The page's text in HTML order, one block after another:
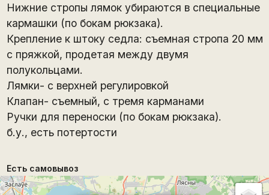
Нижние стропы лямок убираются в специальные
кармашки (по бокам рюкзака).
Крепление к штоку седла: съемная стропа 20 мм
с пряжкой, продетая между двумя
полукольцами.
Лямки- с верхней регулировкой
Клапан- съемный, с тремя карманами
Ручки для переноски (по бокам рюкзака).
б.у., есть потертости
Есть самовывоз